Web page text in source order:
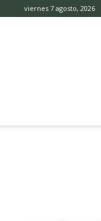
viernes 7 agosto, 2026